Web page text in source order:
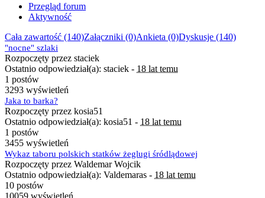
Przegląd forum
Aktywność
Cała zawartość (140)Załączniki (0)Ankieta (0)Dyskusje (140)
"nocne" szlaki
Rozpoczęty przez staciek
Ostatnio odpowiedział(a): staciek - 18 lat temu
1 postów
3293 wyświetleń
Jaka to barka?
Rozpoczęty przez kosia51
Ostatnio odpowiedział(a): kosia51 - 18 lat temu
1 postów
3455 wyświetleń
Wykaz taboru polskich statków żeglugi śródlądowej
Rozpoczęty przez Waldemar Wojcik
Ostatnio odpowiedział(a): Valdemaras - 18 lat temu
10 postów
10059 wyświetleń